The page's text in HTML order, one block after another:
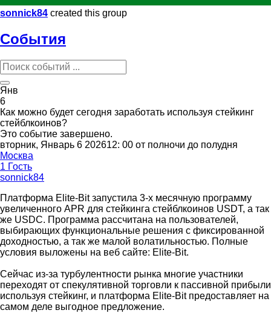
sonnick84 created this group
События
Янв
6
Как можно будет сегодня заработать используя стейкинг
стейблкоинов?
Это событие завершено.
вторник, Январь 6 202612: 00 от полночи до полудня
Москва
1 Гость
sonnick84
Платформа Elite-Bit запустила 3-х месячную программу
увеличенного APR для стейкинга стейблкоинов USDT, а так
же USDC. Программа рассчитана на пользователей,
выбирающих функциональные решения с фиксированной
доходностью, а так же малой волатильностью. Полные
условия выложены на веб сайте: Elite-Bit.
Сейчас из-за турбулентности рынка многие участники
переходят от спекулятивной торговли к пассивной прибыли
используя стейкинг, и платформа Elite-Bit предоставляет на
самом деле выгодное предложение.